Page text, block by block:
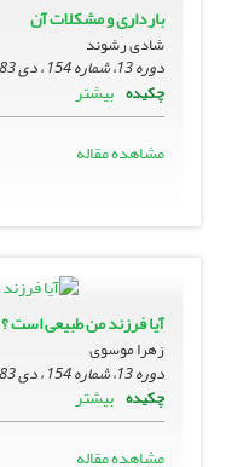
باردارى و مشکلات آن
شادی رشوند
دوره 13، شماره 154 ، دی 1383
چکیده بیشتر
مشاهده مقاله
آیا فرزند من طبیعى است ؟
زهرا موسوی
دوره 13، شماره 154 ، دی 1383
چکیده بیشتر
مشاهده مقاله